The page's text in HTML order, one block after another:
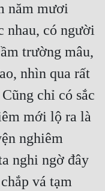
năm mươi
nhau, có người
trường mâu,
nhìn qua rất
chỉ có sắc
mới lộ ra là
nghiêm
nghi ngờ đây
vá tạm